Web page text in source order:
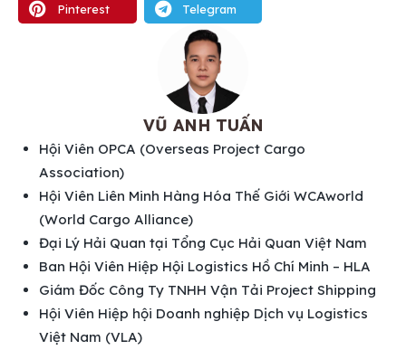
Pinterest Telegram
VŨ ANH TUẤN
Hội Viên OPCA (Overseas Project Cargo
Association)
Hội Viên Liên Minh Hàng Hóa Thế Giới WCAworld
(World Cargo Alliance)
Đại Lý Hải Quan tại Tổng Cục Hải Quan Việt Nam
Ban Hội Viên Hiệp Hội Logistics Hồ Chí Minh – HLA
Giám Đốc Công Ty TNHH Vận Tải Project Shipping
Hội Viên Hiệp hội Doanh nghiệp Dịch vụ Logistics
Việt Nam (VLA)